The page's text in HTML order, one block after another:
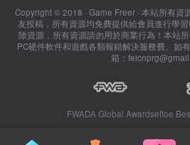
Copyright © 2018 · Game Freer · 本站所有資
友投稿，所有資源均免費提供給會員進行學
除資源，所有資源請勿用於商業行為！本站
PC硬件軟件和遊戲各類報錯解決服務費。如
箱：
FWADA Global Awardseffoe